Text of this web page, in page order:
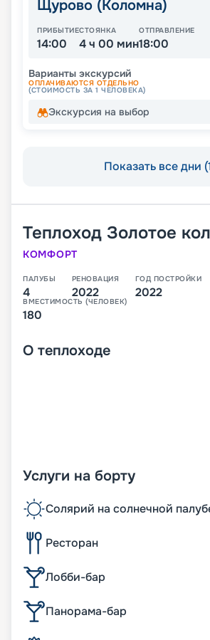
Щурово (Коломна)
ПРИБЫТИЕ
14:00
СТОЯНКА
4 ч 00 мин
ОТПРАВЛЕНИЕ
18:00
Варианты экскурсий
ОПЛАЧИВАЮТСЯ ОТДЕЛЬНО
(СТОИМОСТЬ ЗА 1 ЧЕЛОВЕКА)
Экскурсия на выбор
Показать все дни
Теплоход Золотое
КОМФОРТ
ПАЛУБЫ
4
РЕНОВАЦИЯ
2022
ГОД ПОСТРОЙКИ
2022
ВМЕСТИМОСТЬ (ЧЕЛОВЕК)
180
О теплоходе
Услуги на борту
Солярий на солнечной
Ресторан
Лобби-бар
Панорама-бар